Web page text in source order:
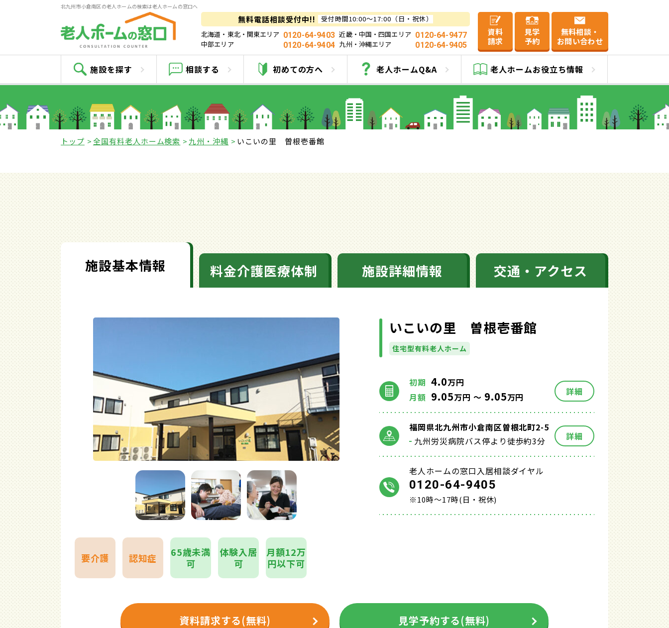
北九州市小倉南区の老人ホームの検索は老人ホームの窓口へ
無料電話相談受付中!!
受付時間10:00～17:00（日・祝休）
北海道・東北・関東エリア 0120-64-9403 近畿・中国・四国エリア 0120-64-9477
中部エリア
0120-64-9404 九州・沖縄エリア 0120-64-9405
資料
請求
見学
予約
無料相談・
お問い合わせ
施設を探す 相談する 初めての方へ 老人ホームQ&A 老人ホームお役立ち情報
いこいの里 曽根壱番館
トップ 全国有料老人ホーム検索 九州・沖縄 いこいの里 曽根壱番館
施設基本情報 料金介護医療体制 施設詳細情報 交通・アクセス
いこいの里 曽根壱番館
住宅型有料老人ホーム
初期 4.0万円
月額 9.05万円 ～ 9.05万円 詳細
福岡県北九州市小倉南区曽根北町2-5
九州労災病院バス停より徒歩約3分
詳細
老人ホームの窓口入居相談ダイヤル
0120-64-9405
※10時～17時(日・祝休)
要介護 認知症
65歳未満
可
体験入居
可
月額12万
円以下可
資料請求する(無料) 見学予約する(無料)